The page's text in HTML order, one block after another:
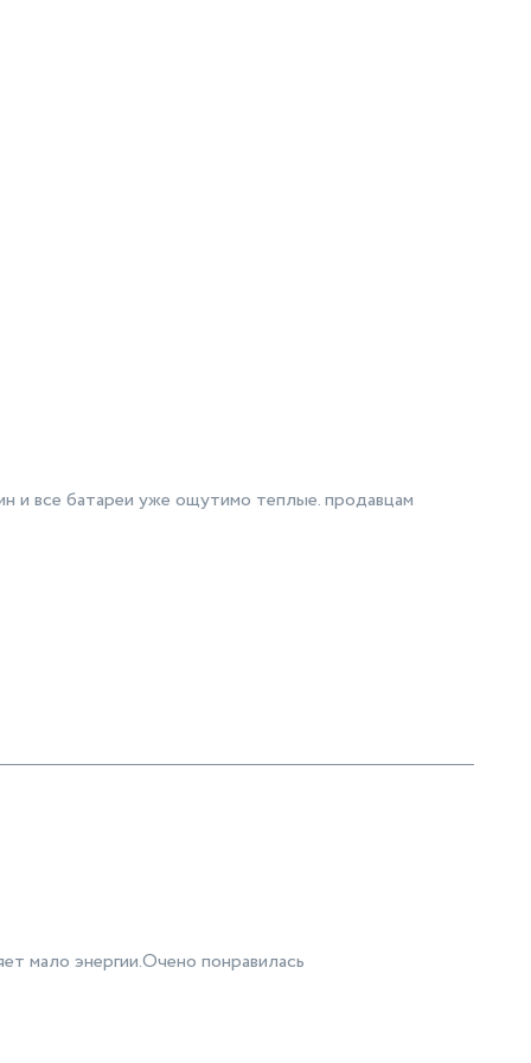
и все батареи уже ощутимо теплые. продавцам
мало энергии.Очено понравилась